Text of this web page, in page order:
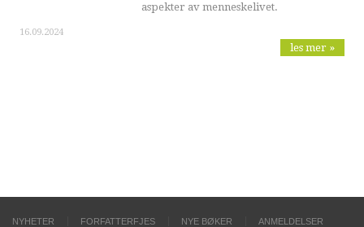
aspekter av menneskelivet.
16.09.2024
les mer »
NYHETER FORFATTERFJES NYE BØKER
ANMELDELSER